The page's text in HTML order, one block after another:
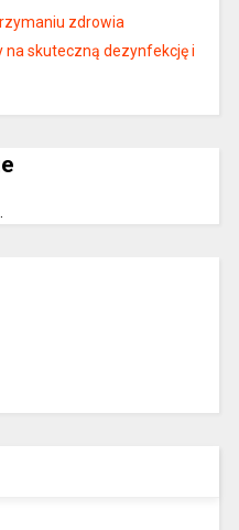
zdrowia
na skuteczną dezynfekcję i